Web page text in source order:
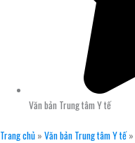
Văn bản Trung tâm Y tế
Trang chủ » Văn bản Trung tâm Y tế»